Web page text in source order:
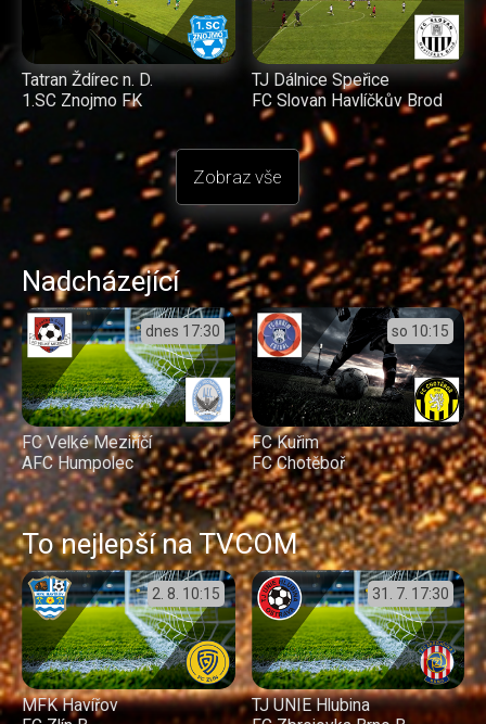
Tatran Ždírec n. D.
1.SC Znojmo FK
TJ Dálnice Speřice
FC Slovan Havlíčkův Brod
Zobraz vše
Nadcházející
dnes 17:30
FC Velké Meziříčí
AFC Humpolec
so 10:15
FC Kuřim
FC Chotěboř
To nejlepší na TVCOM
2. 8. 10:15
MFK Havířov
31. 7. 17:30
TJ UNIE Hlubina